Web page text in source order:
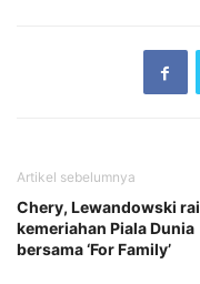
Artikel sebelumnya
Chery, Lewandowski rai
kemeriahan Piala Dunia
bersama ‘For Family’